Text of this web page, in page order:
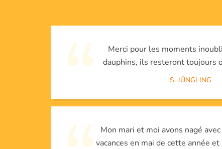
Merci pour les moments
dauphins, ils resteront toujours
S. JÜNGLING
Mon mari et moi avons nagé
vacances en mai de cette année